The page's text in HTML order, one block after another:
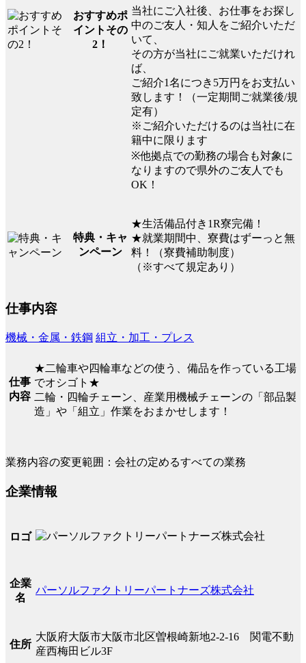
おすすめポ
イントその
2！
当社にご入社後、お仕事をお探し
中のご友人・知人をご紹介いただ
いて、
その方が当社にご就業いただけれ
ば、
ご紹介1名につき5万円をお支払い
致します！（一定期間ご就業後/規
定有）
※ご紹介いただけるのは当社に在
籍中に限ります
※他拠点での勤務の場合も対象に
なりますので県外のご友人でも
OK！
特典・キャ
ンペーン
★生活備品付き1R寮完備！
★就業期間中、寮費はずーっと無
料！（寮費補助制度）
（※すべて規定あり）
仕事内容
機械・金属・鉄鋼 組立・加工・プレス
仕事
内容
★二輪車や四輪車などの使う、備品を作っている工場
でオシゴト★
二輪・四輪チェーン、産業用機械チェーンの「部品製
造」や「組立」作業をおまかせします！
業務内容の変更範囲：会社の定めるすべての業務
企業情報
ロゴ
企業
名
パーソルファクトリーパートナーズ株式会社
住所
大阪府大阪市大阪市北区曽根崎新地2-2-16 関電不動
産西梅田ビル3F